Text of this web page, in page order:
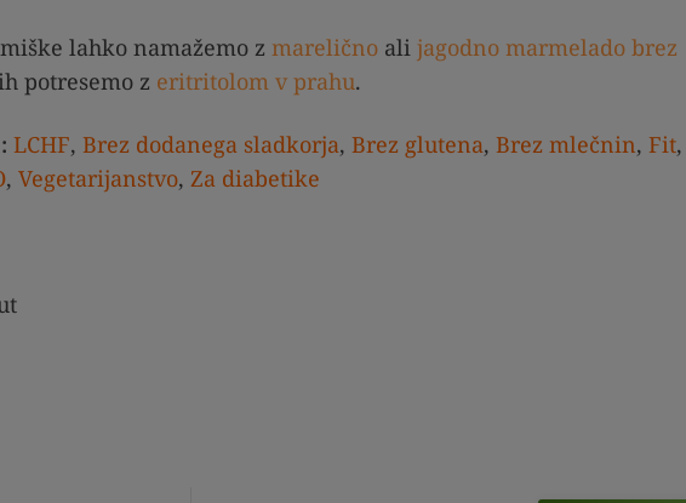
lahko namažemo z marelično ali jagodno marmelado brez
potresemo z eritritolom v prahu.
LCHF, Brez dodanega sladkorja, Brez glutena, Brez mlečnin, Fit,
, Vegetarijanstvo, Za diabetike